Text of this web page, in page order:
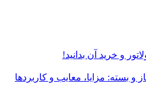
و خرید آن بدانید!
و بسته: مزایا، معایب و کاربردها